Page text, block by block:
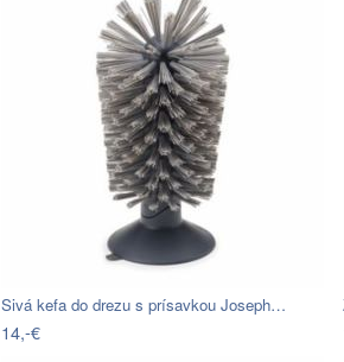
Sivá kefa do drezu s prísavkou Joseph…
14,-€